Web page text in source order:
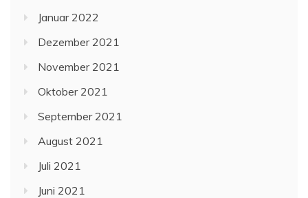
Januar 2022
Dezember 2021
November 2021
Oktober 2021
September 2021
August 2021
Juli 2021
Juni 2021